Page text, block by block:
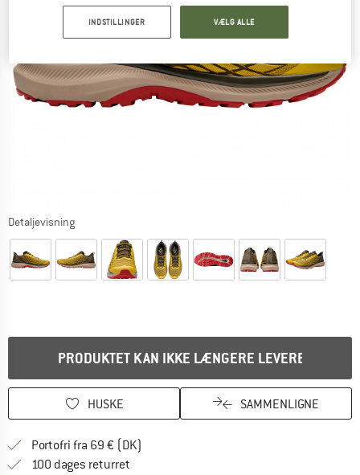
Detaljevisning
PRODUKTET KAN IKKE LÆNGERE LEVERES
HUSKE SAMMENLIGNE
Portofri fra 69 € (DK)
100 dages returret
INDSTILLINGER VÆLG ALLE